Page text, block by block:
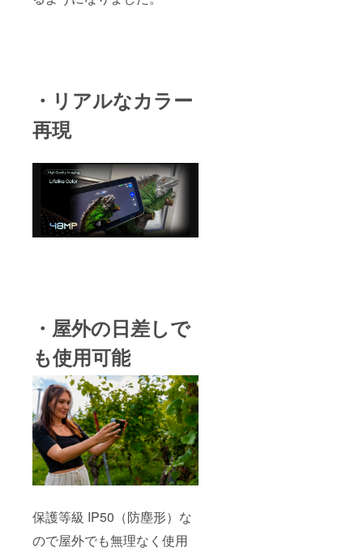
・リアルなカラー
再現
・屋外の日差しで
も使用可能
保護等級 IP50（防塵形）な
ので屋外でも無理なく使用